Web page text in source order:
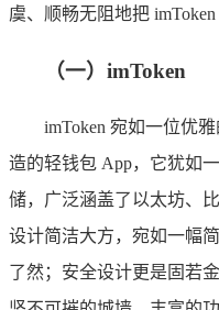
虞、顺畅无阻地把
（一）imToken
imToken 宛如一位优
造的轻钱包 App，它犹如
储，广泛涵盖了以太坊、
设计简洁大方，宛如一幅
了然；安全设计更是固若